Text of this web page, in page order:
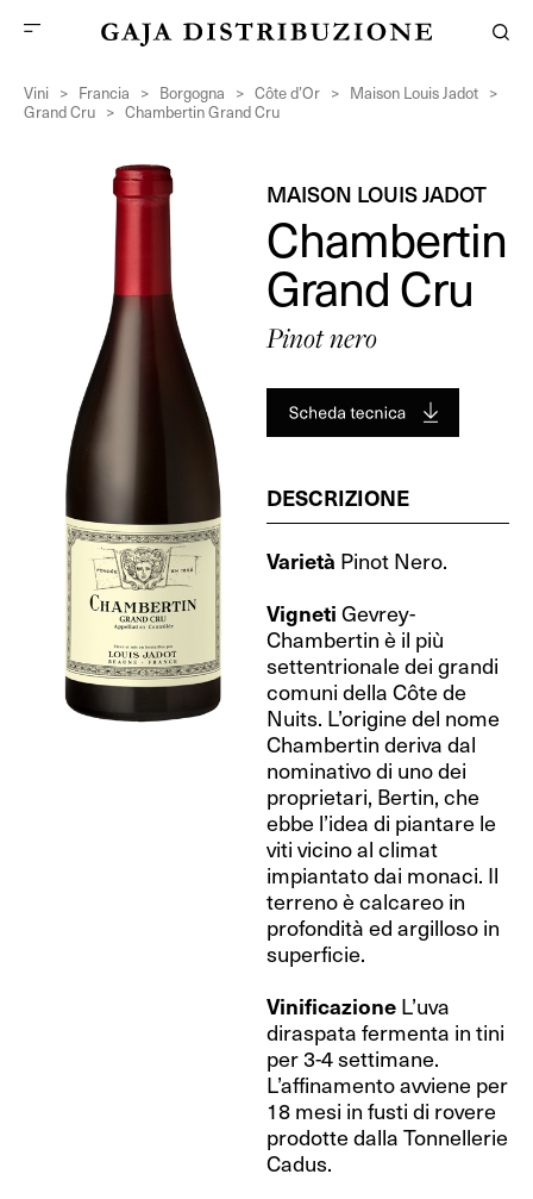
Vini > Francia > Borgogna > Côte d’Or > Maison Louis Jadot >
Grand Cru > Chambertin Grand Cru
MAISON LOUIS JADOT
Chambertin
Grand Cru
Pinot nero
DESCRIZIONE
Varietà Pinot Nero.
Vigneti Gevrey-
Chambertin è il più
settentrionale dei grandi
comuni della Côte de
Nuits. L’origine del nome
Chambertin deriva dal
nominativo di uno dei
proprietari, Bertin, che
ebbe l’idea di piantare le
viti vicino al climat
impiantato dai monaci. Il
terreno è calcareo in
profondità ed argilloso in
superficie.
Vinificazione L’uva
diraspata fermenta in tini
per 3-4 settimane.
L’affinamento avviene per
18 mesi in fusti di rovere
prodotte dalla Tonnellerie
Cadus.